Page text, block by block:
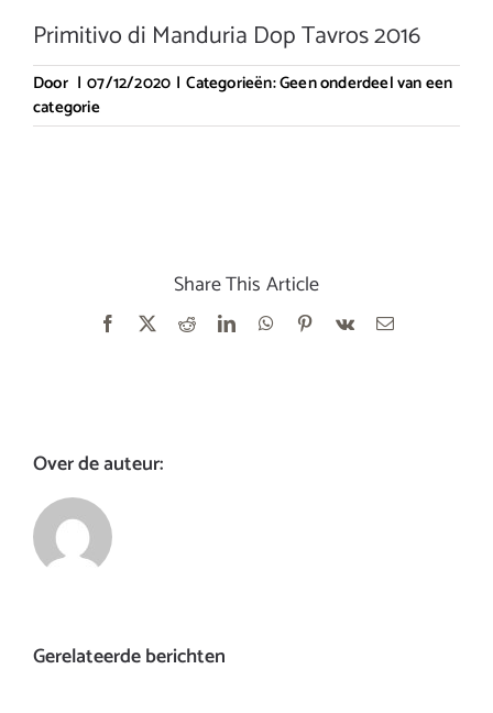
Primitivo di Manduria Dop Tavros 2016
Door | 07/12/2020 | Categorieën:Geen onderdeel van een
categorie
Share This Article
Facebook RedditLinkedInWhatsApp
Pinterest
Vk
E-
Over de auteur:
Gerelateerde berichten